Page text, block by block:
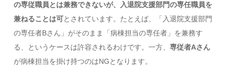
の専従職員とは兼務できないが、入退院支援部門の専任職員を
兼ねることは可とされています。たとえば、「入退院支援部門
の専任者Bさん」がそのまま「病棟担当の専任者」を兼務す
る、というケースは許容されるわけです。一方、専従者Aさん
が病棟担当を掛け持つのはNGとなります。